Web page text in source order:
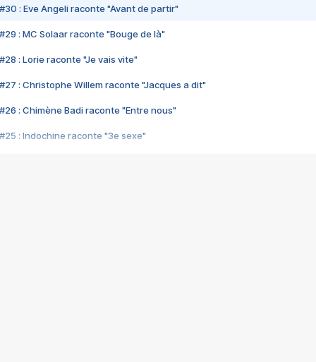
#30 : Eve Angeli raconte "Avant de partir"
#29 : MC Solaar raconte "Bouge de là"
#28 : Lorie raconte "Je vais vite"
#27 : Christophe Willem raconte "Jacques a dit"
#26 : Chimène Badi raconte "Entre nous"
#25 : Indochine raconte "3e sexe"